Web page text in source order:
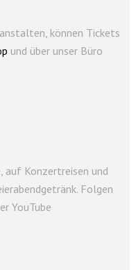
können Tickets
und über unser Büro
auf Konzertreisen und
Folgen
YouTube